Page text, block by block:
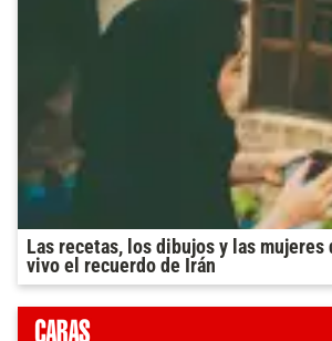
Las recetas, los dibujos y las mujeres
vivo el recuerdo de Irán